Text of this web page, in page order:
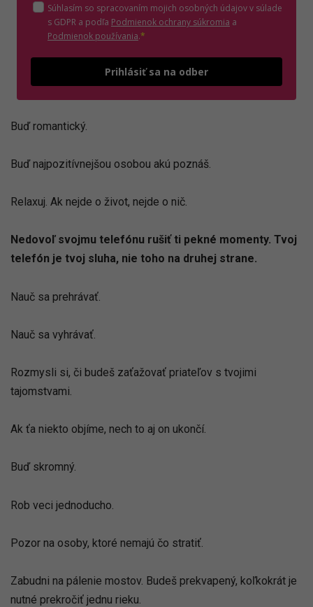
Súhlasím so spracovaním mojich osobných údajov v súlade
s GDPR a podľa Podmienok ochrany súkromia (otvorí sa v novom
a
Podmienok používania(otvorí sa v novom okne)
.*
Prihlásiť sa na odber
Buď romantický.
Buď najpozitívnejšou osobou akú poznáš.
Relaxuj. Ak nejde o život, nejde o nič.
Nedovoľ svojmu telefónu rušiť ti pekné momenty. Tvoj
telefón je tvoj sluha, nie toho na druhej strane.
Nauč sa prehrávať.
Nauč sa vyhrávať.
Rozmysli si, či budeš zaťažovať priateľov s tvojimi
tajomstvami.
Ak ťa niekto objíme, nech to aj on ukončí.
Buď skromný.
Rob veci jednoducho.
Pozor na osoby, ktoré nemajú čo stratiť.
Zabudni na pálenie mostov. Budeš prekvapený, koľkokrát je
nutné prekročiť jednu rieku.